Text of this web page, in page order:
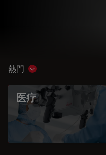
熱門 Show subnavigation
医疗